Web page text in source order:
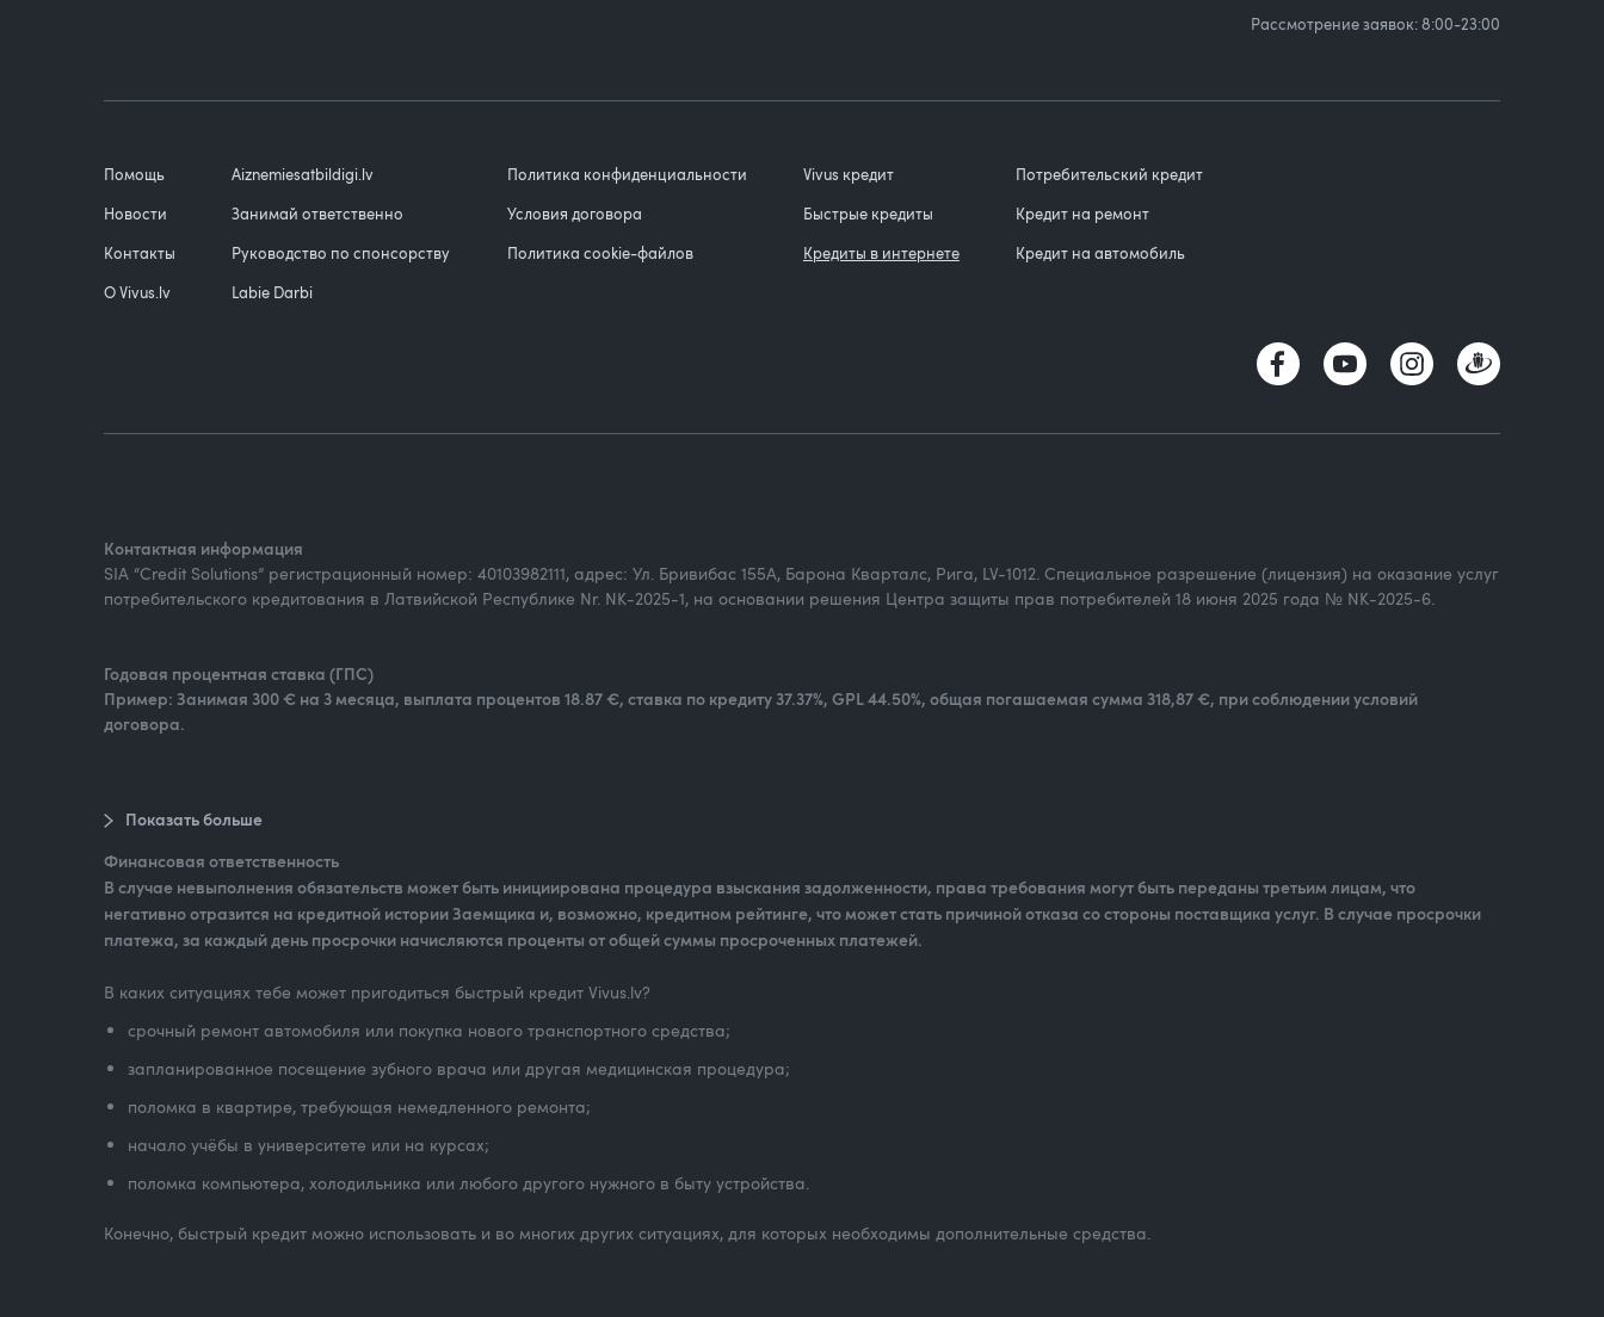
Рассмотрение заявок: 8:00-23:00
Помощь
Новости
Контакты
О Vivus.lv
Aiznemiesatbildigi.lv
Занимай ответственно
Руководство по спонсорству
Labie Darbi
Политика конфиденциальности
Условия договора
Политика cookie-файлов
Vivus кредит
Быстрые кредиты
Кредиты в интернете
Потребительский кредит
Кредит на ремонт
Кредит на автомобиль
Контактная информация
SIA “Credit Solutions” регистрационный номер: 40103982111, адрес: Ул. Бривибас 155А, Барона Кварталс, Рига, LV-1012. Специальное разрешение (лицензия) на оказание услуг
потребительского кредитования в Латвийской Республике Nr. NK-2025-1, на основании решения Центра защиты прав потребителей 18 июня 2025 года № NK-2025-6.
Годовая процентная ставка (ГПС)
Пример: Занимая 300 € на 3 месяца, выплата процентов 18.87 €, ставка по кредиту 37.37%, GPL 44.50%, общая погашаемая сумма 318,87 €, при соблюдении условий
договора.
Показать больше
Финансовая ответственность
В случае невыполнения обязательств может быть инициирована процедура взыскания задолженности, права требования могут быть переданы третьим лицам, что
негативно отразится на кредитной истории Заемщика и, возможно, кредитном рейтинге, что может стать причиной отказа со стороны поставщика услуг. В случае просрочки
платежа, за каждый день просрочки начисляются проценты от общей суммы просроченных платежей.
В каких ситуациях тебе может пригодиться быстрый кредит Vivus.lv?
срочный ремонт автомобиля или покупка нового транспортного средства;
запланированное посещение зубного врача или другая медицинская процедура;
поломка в квартире, требующая немедленного ремонта;
начало учёбы в университете или на курсах;
поломка компьютера, холодильника или любого другого нужного в быту устройства.
Конечно, быстрый кредит можно использовать и во многих других ситуациях, для которых необходимы дополнительные средства.